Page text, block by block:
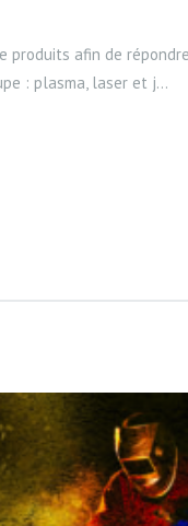
produits afin de
: plasma, laser et j...